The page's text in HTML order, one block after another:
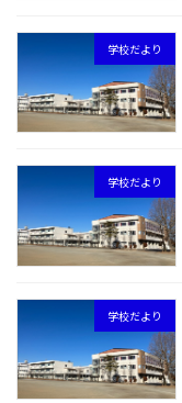
学校だより
学校だより
学校だより